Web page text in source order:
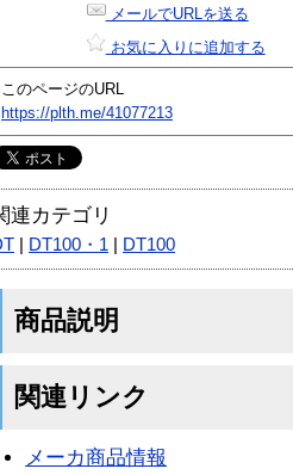
メールでURLを送る
お気に入りに追加する
このページのURL
https://plth.me/41077213
連カテゴリ
DT100・1 DT100
商品説明
関連リンク
メーカ商品情報